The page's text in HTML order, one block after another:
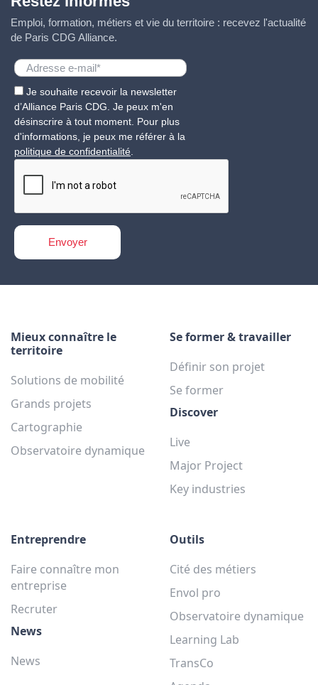
Emploi, formation, métiers et vie du territoire : recevez l'actualité
de Paris CDG Alliance.
Je souhaite recevoir la newsletter
d’Alliance Paris CDG. Je peux m'en
désinscrire à tout moment. Pour plus
d'informations, je peux me référer à la
politique de confidentialité
Mieux connaître le
territoire
Solutions de mobilité
Grands projets
Cartographie
Observatoire dynamique
Se former & travailler
Définir son projet
Se former
Discover
Live
Major Project
Key industries
Entreprendre
Faire connaître mon
entreprise
Recruter
News
News
Outils
Cité des métiers
Envol pro
Observatoire dynamique
Learning Lab
TransCo